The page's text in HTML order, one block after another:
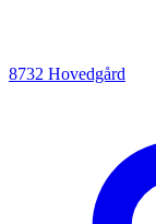
8732 Hovedgård